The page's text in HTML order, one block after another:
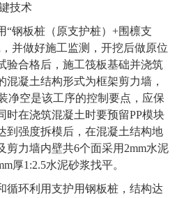
技术
“钢板桩（原支护桩）+围檩支
并做好施工监测，开挖后做原位
验合格后，施工筏板基础并浇筑
混凝土结构形式为框架剪力墙，
净空是该工序的控制要点，应保
时在浇筑混凝土时要预留PP模块
到强度拆模后，在混凝土结构地
剪力墙内壁共6个面采用2mm水泥
厚1:2.5水泥砂浆找平。
循环利用支护用钢板桩，结构达